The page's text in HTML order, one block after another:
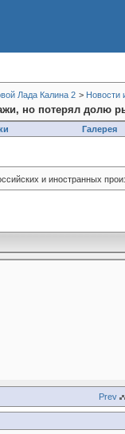
Лада Калина 2 > Новости
но потерял долю
Галерея
и иностранных
Prev